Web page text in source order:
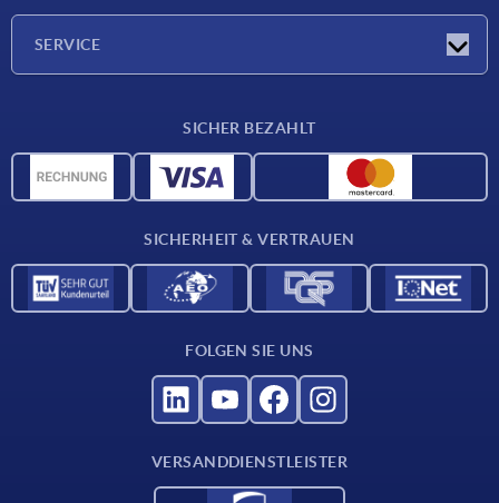
Presseberichte
SERVICE
Werkstoffübersicht
SICHER BEZAHLT
SICHERHEIT & VERTRAUEN
FOLGEN SIE UNS
VERSANDDIENSTLEISTER